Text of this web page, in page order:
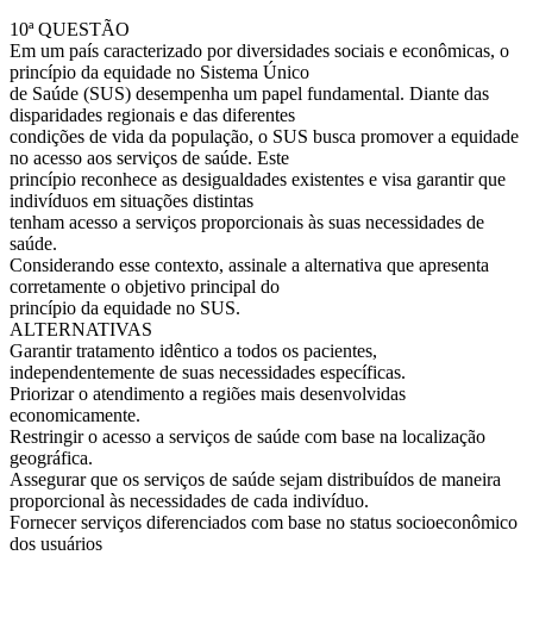
10ª QUESTÃO
Em um país caracterizado por diversidades sociais e econômicas, o
princípio da equidade no Sistema Único
de Saúde (SUS) desempenha um papel fundamental. Diante das
disparidades regionais e das diferentes
condições de vida da população, o SUS busca promover a equidade
no acesso aos serviços de saúde. Este
princípio reconhece as desigualdades existentes e visa garantir que
indivíduos em situações distintas
tenham acesso a serviços proporcionais às suas necessidades de
saúde.
Considerando esse contexto, assinale a alternativa que apresenta
corretamente o objetivo principal do
princípio da equidade no SUS.
ALTERNATIVAS
Garantir tratamento idêntico a todos os pacientes,
independentemente de suas necessidades específicas.
Priorizar o atendimento a regiões mais desenvolvidas
economicamente.
Restringir o acesso a serviços de saúde com base na localização
geográfica.
Assegurar que os serviços de saúde sejam distribuídos de maneira
proporcional às necessidades de cada indivíduo.
Fornecer serviços diferenciados com base no status socioeconômico
dos usuários